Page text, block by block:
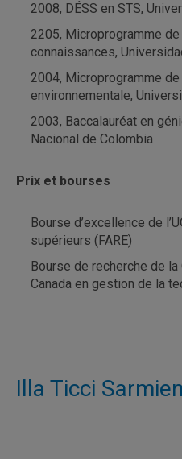
2008, DÉSS en STS,
2205, Microprogramme
connaissances,
2004, Microprogramme
environnementale,
2003, Baccalauréat en
Nacional de Colombia
Prix et bourses
Bourse d’excellence de
supérieurs (FARE)
Bourse de recherche de
Canada en gestion de la
Illa Ticci